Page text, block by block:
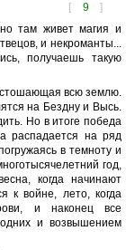
[ 9 ]
там живет магия и
и некроманты...
получаешь такую
всю землю.
на Бездну и Высь.
Но в итоге победа
распадается на ряд
в темноту и
год,
когда начинают
к войне, лето, когда
и наконец все
и возвышением